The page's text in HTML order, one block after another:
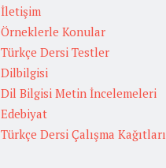
İletişim
Örneklerle Konular
Türkçe Dersi Testler
Dilbilgisi
Dil Bilgisi Metin İncelemeleri
Edebiyat
Türkçe Dersi Çalışma Kağıtları